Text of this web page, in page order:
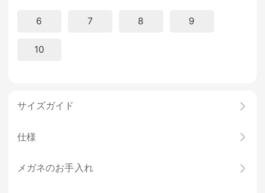
6 7 8 9
10
サイズガイド
仕様
メガネのお手入れ